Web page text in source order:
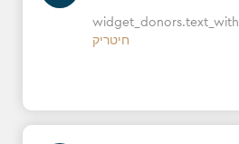
widget_donors.text_with
חיטריק